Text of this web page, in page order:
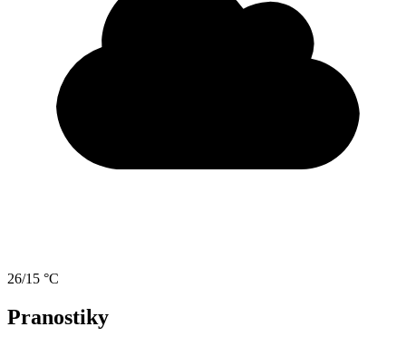
26/15 °C
Pranostiky